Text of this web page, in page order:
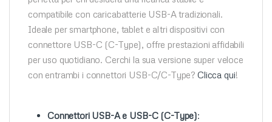
compatibile con caricabatterie USB-A tradizionali.
Ideale per smartphone, tablet e altri dispositivi con
connettore USB-C (C-Type), offre prestazioni affidabili
per uso quotidiano. Cerchi la sua versione super veloce
con entrambi i connettori USB-C/C-Type?Clicca qui!
Connettori USB-A e USB-C (C-Type):